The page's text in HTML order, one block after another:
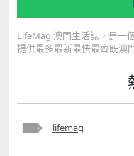
LifeMag 澳門生活誌，是一
提供最多最新最快最齊既澳
lifemag